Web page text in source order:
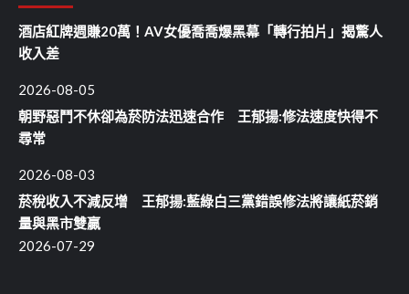
酒店紅牌週賺20萬！AV女優喬喬爆黑幕「轉行拍片」揭驚人
收入差
2026-08-05
朝野惡鬥不休卻為菸防法迅速合作 王郁揚:修法速度快得不
尋常
2026-08-03
菸稅收入不減反增 王郁揚:藍綠白三黨錯誤修法將讓紙菸銷
量與黑市雙贏
2026-07-29